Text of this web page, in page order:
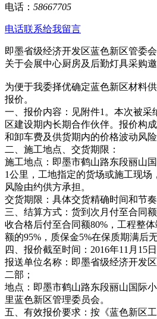
电话： 58667705
电话联系给我留言
即墨省级经济开发区蓝色新区管委会
关于会展中心厨房及后勤灯具采购
为便于我委择优确定蓝色新区材料
报价。
一、报价内容：见附件1。本次被采
区建设期内长期合作伙伴。报价构
和卸车费及供货期内的价格波动风险
二、施工地点、交货期限：
施工地点：即墨市鹤山路东段丽山
1公里，工地指定的货场或施工现场
风险由约供方承担。
交货期限：具体交货精确时间和节奏
三、结算方式：货到次月付至合同
收合格后付至合同额80%，工程整
额的95%，质保金5%在保质期满后
四、报价截至时间：2016年11月15日
报送单位名称：即墨省级经济开发
二部；
地点：即墨市鹤山路东段丽山国际
里蓝色新区管理委员会。
五、有效报价要求：按《蓝色新区